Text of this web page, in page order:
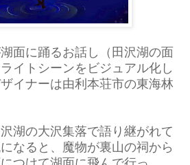
面に踊るお話し（田沢湖の面
イトシーンをビジュアル化し
イナーは由利本荘市の東海林
湖の大沢集落で語り継がれて
なると、魔物が裏山の祠から